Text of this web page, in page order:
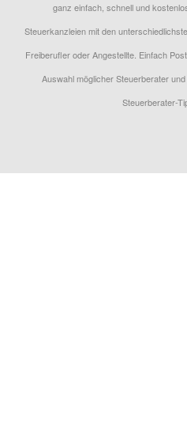
ganz einfach, schnell und
Steuerkanzleien mit den
Freiberufler oder Angestellte. Einfach
Auswahl möglicher Steuerberater
Steuerberater-